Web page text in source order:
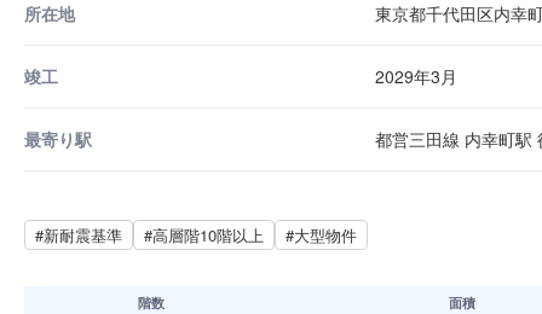
所在地
東京都千代田区内幸
竣工 2029年3月
最寄り駅 都営三田線 内幸町駅
#新耐震基準 #高層階10階以上 #大型物件
階数 面積